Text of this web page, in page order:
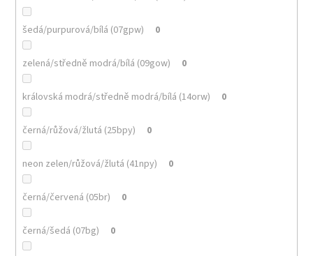
šedá/purpurová/bílá (07gpw) 0
zelená/středně modrá/bílá (09gow) 0
královská modrá/středně modrá/bílá (14orw) 0
černá/růžová/žlutá (25bpy) 0
neon zelen/růžová/žlutá (41npy) 0
černá/červená (05br) 0
černá/šedá (07bg) 0